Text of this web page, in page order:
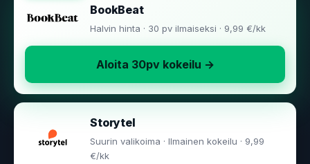
BookBeat
Halvin hinta · 30 pv ilmaiseksi · 9,99 €/kk
Aloita 30pv kokeilu →
Storytel
Suurin valikoima · Ilmainen kokeilu · 9,99
€/kk